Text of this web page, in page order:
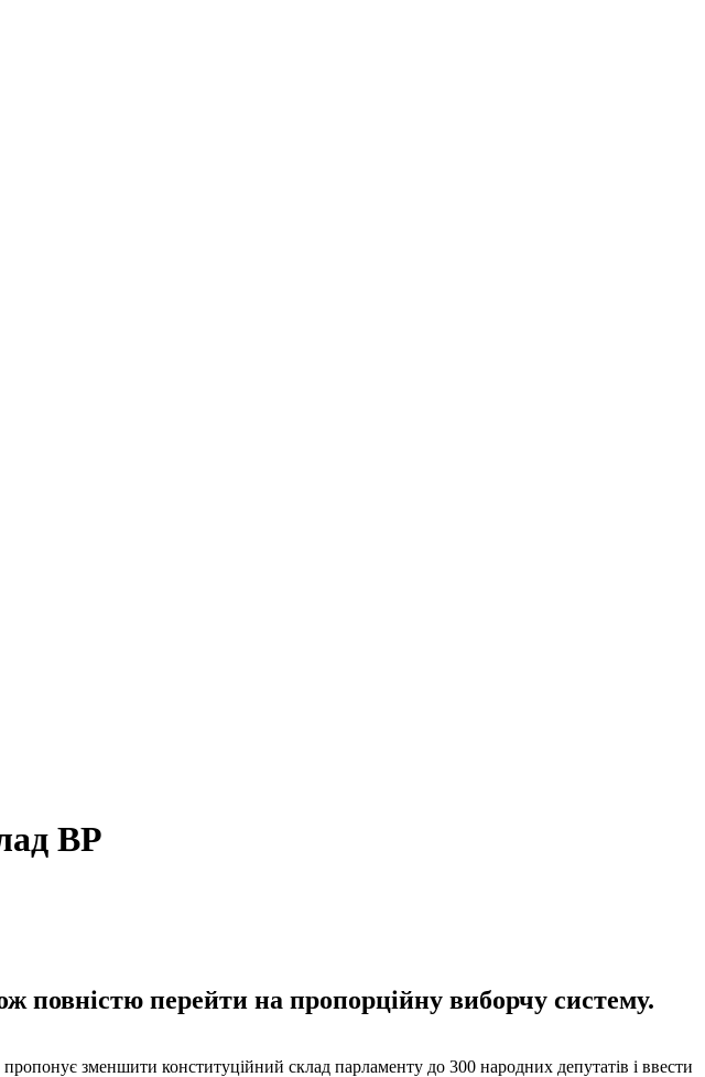
ВР
повністю перейти на пропорційну виборчу систему.
зменшити конституційний склад парламенту до 300 народних депутатів і ввести